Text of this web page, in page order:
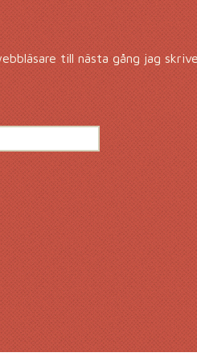
till nästa gång jag